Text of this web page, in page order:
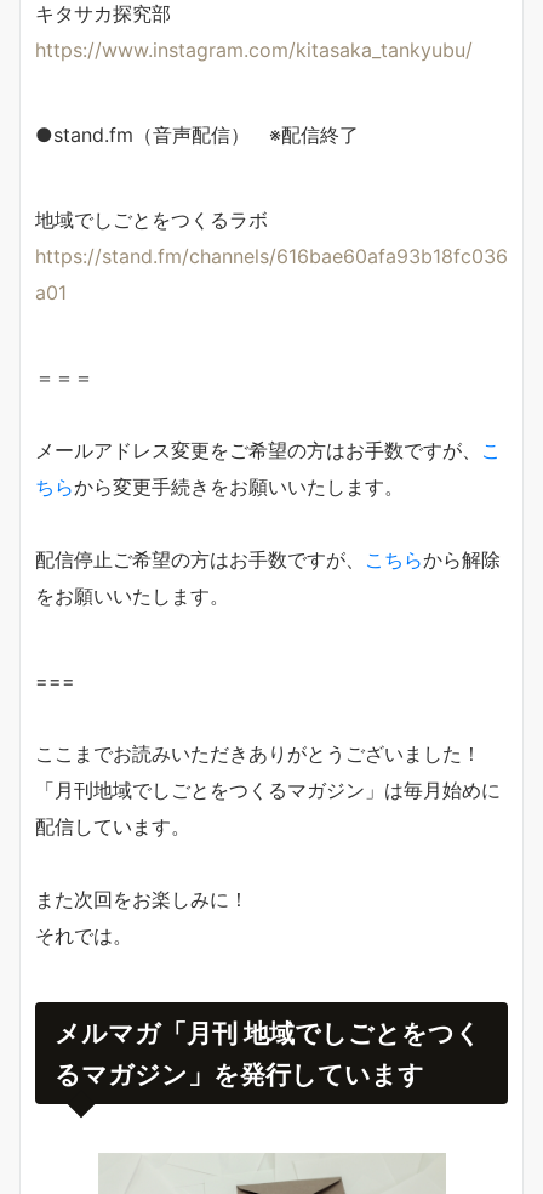
キタサカ探究部
https://www.instagram.com/kitasaka_tankyubu/
●stand.fm（音声配信） ※配信終了
地域でしごとをつくるラボ
https://stand.fm/channels/616bae60afa93b18fc036
a01
＝＝＝
メールアドレス変更をご希望の方はお手数ですが、 こ
ちらから変更手続きをお願いいたします。
配信停止ご希望の方はお手数ですが、 こちらから解除
をお願いいたします。
===
ここまでお読みいただきありがとうございました！
「月刊地域でしごとをつくるマガジン」は毎月始めに
配信しています。
また次回をお楽しみに！
それでは。
メルマガ「月刊 地域でしごとをつく
るマガジン」を発行しています